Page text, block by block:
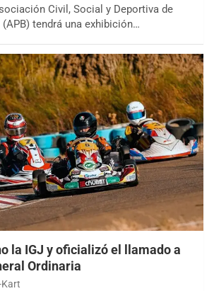
Civil, Social y Deportiva de
tendrá una exhibición…
la IGJ y oficializó el llamado a
Ordinaria
Kart